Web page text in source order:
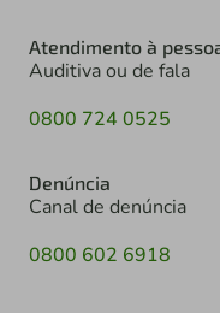
Atendimento à
Auditiva ou de fala
0800 724 0525
Denúncia
Canal de denúncia
0800 602 6918